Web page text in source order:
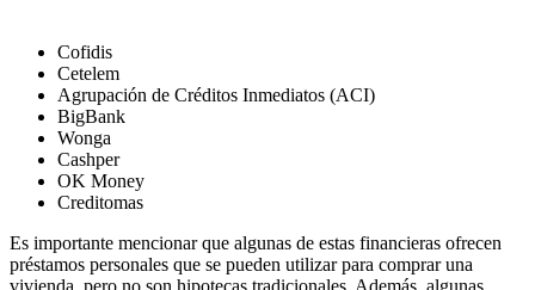
Cofidis
Cetelem
Agrupación de Créditos Inmediatos (ACI)
BigBank
Wonga
Cashper
OK Money
Creditomas
Es importante mencionar que algunas de estas financieras ofrecen
préstamos personales que se pueden utilizar para comprar una
vivienda, pero no son hipotecas tradicionales. Además, algunas